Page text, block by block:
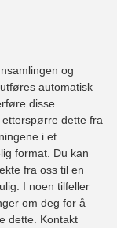
og
automatisk
disse
dette fra
i et
format. Du kan
fra oss til en
I noen tilfeller
om deg for å
dette. Kontakt